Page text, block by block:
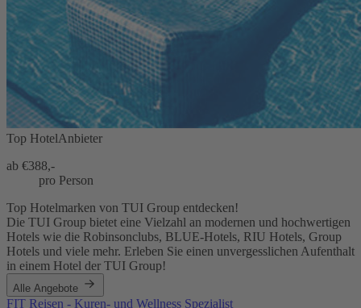
Top HotelAnbieter
ab €388,-
pro Person
Top Hotelmarken von TUI Group entdecken!
Die TUI Group bietet eine Vielzahl an modernen und hochwertigen
Hotels wie die Robinsonclubs, BLUE-Hotels, RIU Hotels, Group
Hotels und viele mehr. Erleben Sie einen unvergesslichen Aufenthalt
in einem Hotel der TUI Group!
Alle Angebote
FIT Reisen - Kuren- und Wellness Spezialist